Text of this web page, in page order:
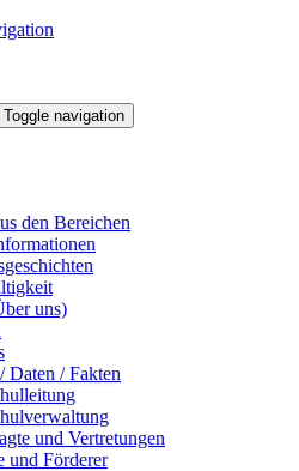
Toggle navigation
den Bereichen
uns)
Daten / Fakten
und Vertretungen
und Förderer